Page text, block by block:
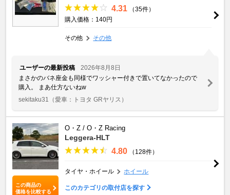
4.31
（35件）
購入価格：140円
その他 その他
ユーザーの最新投稿
2026年8月8日
まさかのバネ座金も同様でワッシャー付きで置いてなかったので
購入。 まあ仕方ないねw
sekitaku31
（愛車：トヨタ GRヤリス）
この商品の
価格を比較する
O・Z / O・Z Racing
Leggera-HLT
4.80 （128件）
タイヤ・ホイール ホイール
このカテゴリの取付店を探す